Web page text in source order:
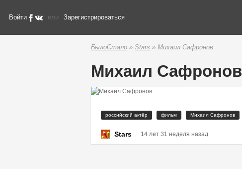
Войти или Зарегистрироваться
БылоСтало » Stars » Михаил Сафронов
Михаил Сафронов
российский актёр фильм Михаил Сафронов
Stars 14 лет 31 неделя назад